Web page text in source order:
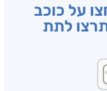
על כוכב
לתת